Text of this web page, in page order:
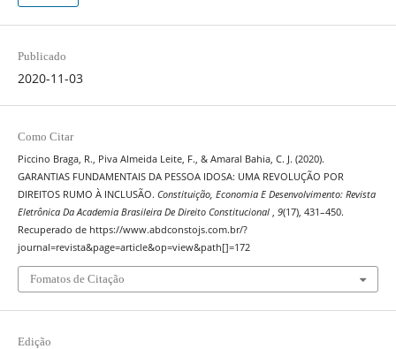
Publicado
2020-11-03
Como Citar
Piccino Braga, R., Piva Almeida Leite, F., & Amaral Bahia, C. J. (2020).
GARANTIAS FUNDAMENTAIS DA PESSOA IDOSA: UMA REVOLUÇÃO POR
DIREITOS RUMO À INCLUSÃO. Constituição, Economia E Desenvolvimento: Revista
Eletrônica Da Academia Brasileira De Direito Constitucional , 9(17), 431–450.
Recuperado de https://www.abdconstojs.com.br/?
journal=revista&page=article&op=view&path[]=172
Fomatos de Citação
Edição